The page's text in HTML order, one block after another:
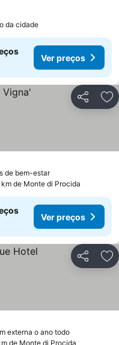
da cidade
Ver preços
Partilhar
de bem-estarVer preços
de Monte di Procida
Ver preços
Partilhar
externa o ano todoVer preços
de Monte di Procida